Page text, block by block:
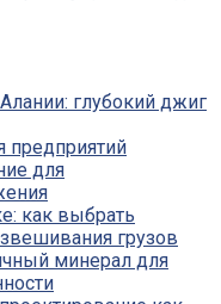
глубокий джиг
предприятий
для
как выбрать
грузов
минерал для